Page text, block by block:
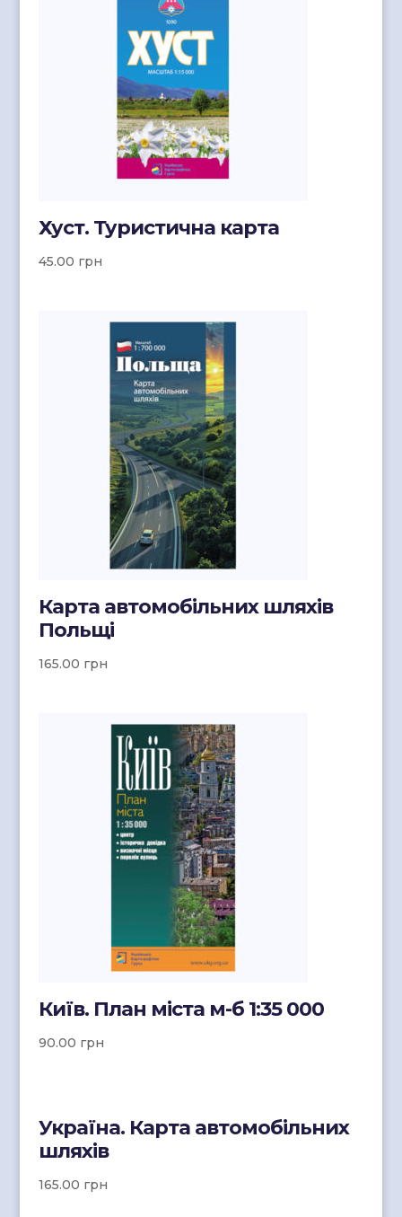
Хуст. Туристична карта
45.00 грн
Карта автомобільних шляхів
Польщі
165.00 грн
Київ. План міста м-б 1:35 000
90.00 грн
Україна. Карта автомобільних
шляхів
165.00 грн